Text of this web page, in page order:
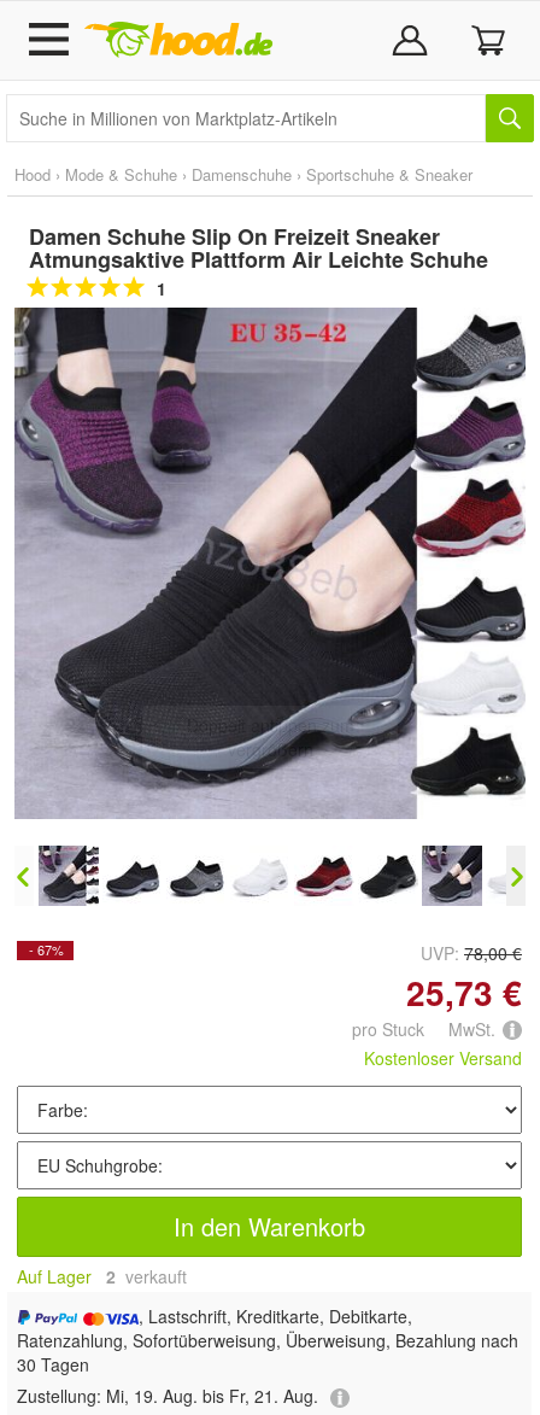
Hood › Mode & Schuhe › Damenschuhe › Sportschuhe & Sneaker
Damen Schuhe Slip On Freizeit Sneaker
Atmungsaktive Plattform Air Leichte Schuhe
1
Doppelt antippen zum
vergrößern
- 67% UVP: 78,00 €
25,73 €
pro Stuck MwSt.
Kostenloser Versand
In den Warenkorb
Auf Lager 2 verkauft
, Lastschrift, Kreditkarte, Debitkarte,
Ratenzahlung, Sofortüberweisung, Überweisung, Bezahlung nach
30 Tagen
Zustellung: Mi, 19. Aug. bis Fr, 21. Aug.